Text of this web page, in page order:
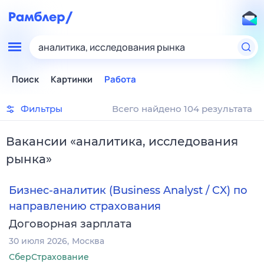
аналитика, исследования рынка
Поиск Картинки Работа
Фильтры Всего найдено 104 результата
Вакансии «аналитика, исследования
рынка»
Бизнес-аналитик (Business Analyst / CX) по
направлению страхования
Договорная зарплата
30 июля 2026 Москва
СберСтрахование